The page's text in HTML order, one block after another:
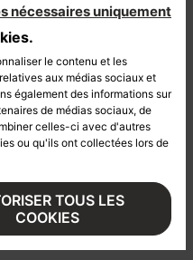
nécessaires uniquement
le contenu et les
aux médias sociaux et
également des informations sur
de médias sociaux, de
celles-ci avec d'autres
ou qu'ils ont collectées lors de
TOUS LES
COOKIES
galets : le DIY créatif de
les indispensables pour
personnelles